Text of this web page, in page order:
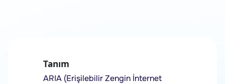
Tanım
ARIA (Erişilebilir Zengin İnternet